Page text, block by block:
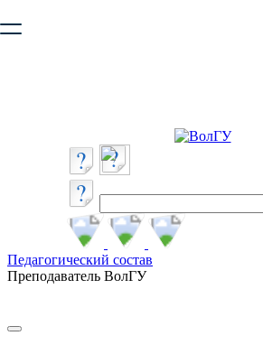
безопасную работу с сайтом. Пожалуйста
Педагогический состав
Преподаватель ВолГУ